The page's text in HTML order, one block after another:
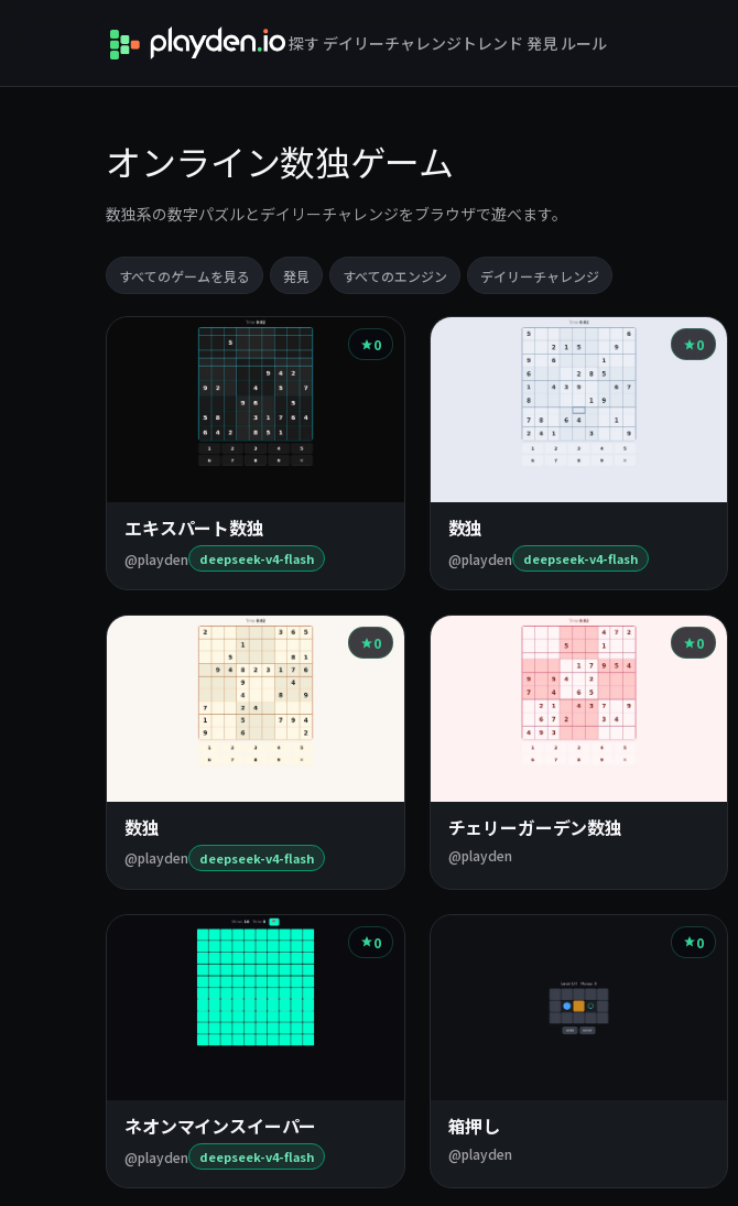
探す デイリーチャレンジ トレンド 発見 ルール
オンライン数独ゲーム
数独系の数字パズルとデイリーチャレンジをブラウザで遊べます。
すべてのゲームを見る 発見 すべてのエンジン デイリーチャレンジ
ゲ
0
エキスパート数独
@playden deepseek-v4-flash
0
数独
@playden deepseek-v4-flash
0
数独
@playden deepseek-v4-flash
0
チェリーガーデン数独
@playden
0
ネオンマインスイーパー
@playden deepseek-v4-flash
0
箱押し
@playden